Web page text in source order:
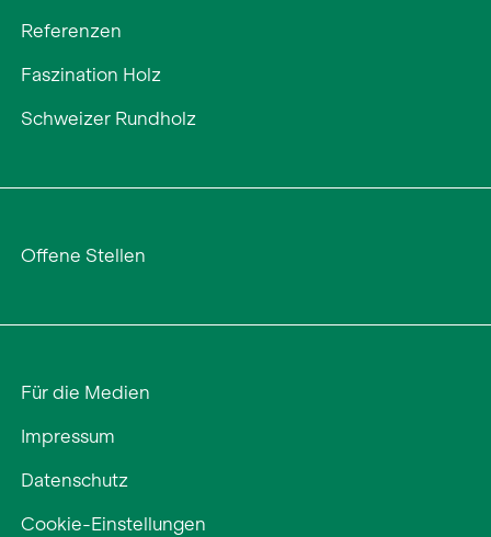
Referenzen
Faszination Holz
Schweizer Rundholz
Offene Stellen
Für die Medien
Impressum
Datenschutz
Cookie-Einstellungen